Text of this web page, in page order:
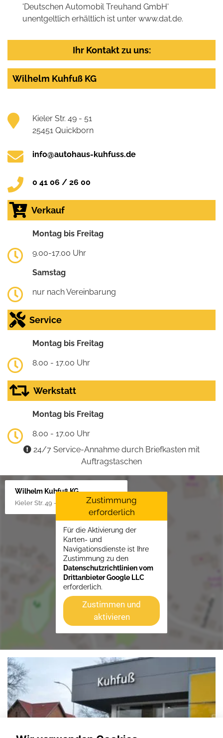
'Deutschen Automobil Treuhand GmbH'
unentgeltlich erhältlich ist unter www.dat.de.
Ihr Kontakt zu uns:
Wilhelm Kuhfuß KG
Kieler Str. 49 - 51
25451 Quickborn
info@autohaus-kuhfuss.de
0 41 06 / 26 00
Verkauf
Montag bis Freitag
9.00-17.00 Uhr
Samstag
nur nach Vereinbarung
Service
Montag bis Freitag
8.00 - 17.00 Uhr
Werkstatt
Montag bis Freitag
8.00 - 17.00 Uhr
24/7 Service-Annahme durch Briefkasten mit
Auftragstaschen
Wilhelm Kuhfuß KG
Kieler Str. 49 - 51, 25451 Quickborn
Zustimmung
erforderlich
Für die Aktivierung der
Karten- und
Navigationsdienste ist Ihre
Zustimmung zu den
Datenschutzrichtlinien vom
Drittanbieter Google LLC
erforderlich.
Zustimmen und
aktivieren